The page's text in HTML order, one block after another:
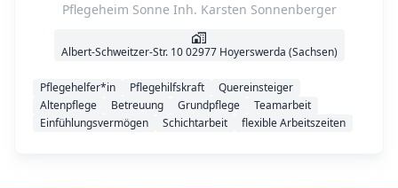
Pflegeheim Sonne Inh. Karsten Sonnenberger
Albert-Schweitzer-Str. 10 02977 Hoyerswerda (Sachsen)
Pflegehelfer*in Pflegehilfskraft
Quereinsteiger
Altenpflege
Betreuung Grundpflege
Teamarbeit
Einfühlungsvermögen
Schichtarbeit flexible Arbeitszeiten